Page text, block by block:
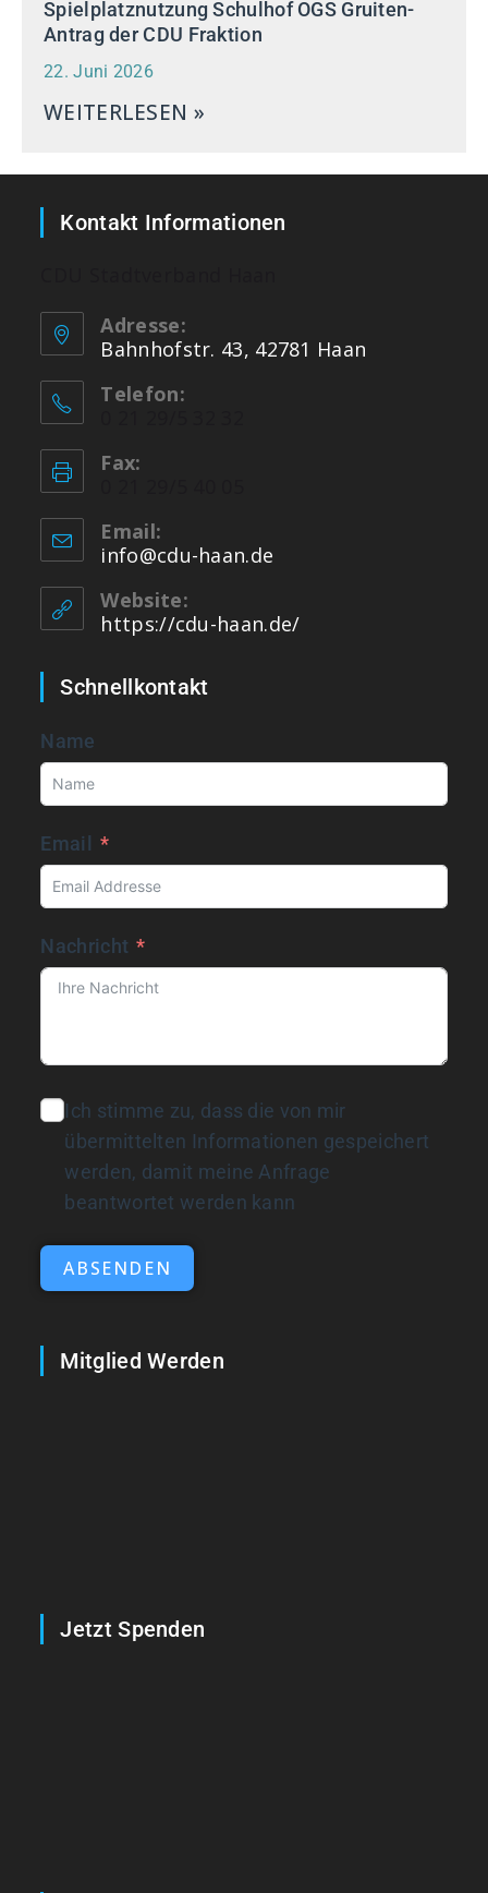
Spielplatznutzung Schulhof OGS Gruiten-
Antrag der CDU Fraktion
22. Juni 2026
WEITERLESEN »
Kontakt Informationen
Adresse:
Bahnhofstr. 43, 42781 Haan
Telefon:
Fax:
Email:
info@cdu-haan.de
Website:
https://cdu-haan.de/
Schnellkontakt
Name
Email
Nachricht
Ich stimme zu, dass die von mir
übermittelten Informationen gespeichert
werden, damit meine Anfrage
beantwortet werden kann
ABSENDEN
Mitglied Werden
Jetzt Spenden